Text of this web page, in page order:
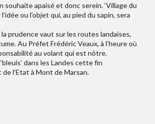
apaisé et donc serein. ‘Village du
ou l’objet qui, au pied du sapin, sera
prudence vaut sur les routes landaises,
Au Préfet Frédéric Veaux, à l’heure où
au volant qui est nôtre.
dans les Landes cette fin
l’Etat à Mont de Marsan.